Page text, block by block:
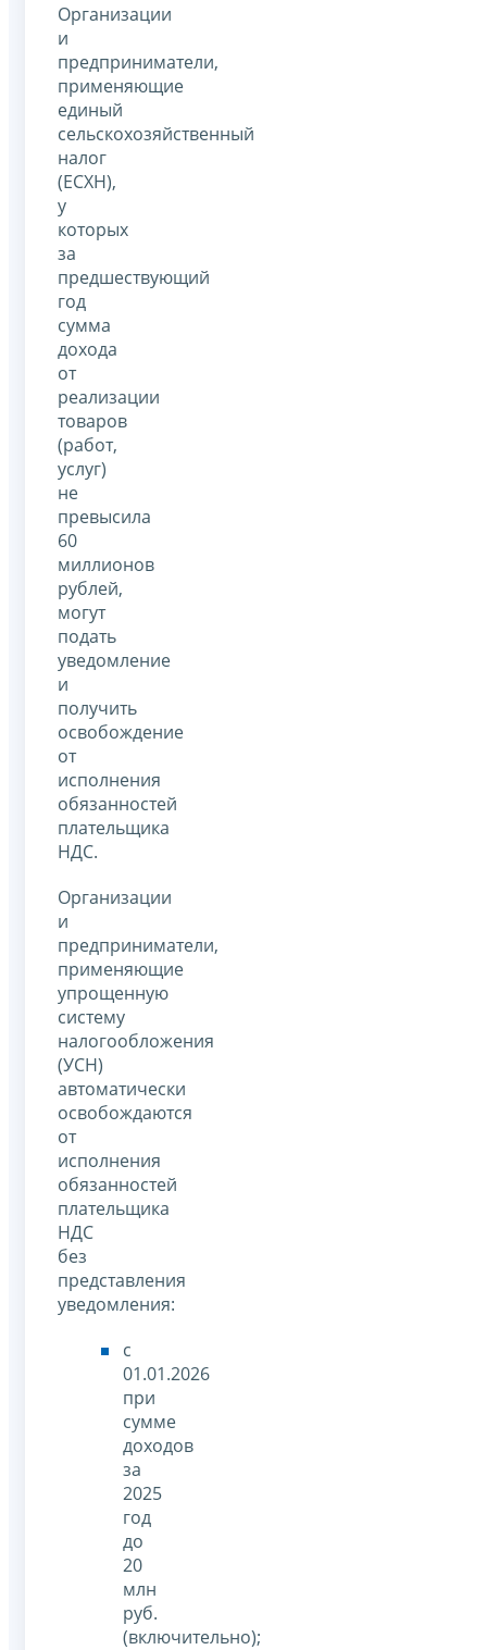
Организации
и
предприниматели,
применяющие
единый
сельскохозяйственный
налог
(ЕСХН),
у
которых
за
предшествующий
год
сумма
дохода
от
реализации
товаров
(работ,
услуг)
не
превысила
60
миллионов
рублей,
могут
подать
уведомление
и
получить
освобождение
от
исполнения
обязанностей
плательщика
НДС.
Организации
и
предприниматели,
применяющие
упрощенную
систему
налогообложения
(УСН)
автоматически
освобождаются
от
исполнения
обязанностей
плательщика
НДС
без
представления
уведомления:
с
01.01.2026
при
сумме
доходов
за
2025
год
до
20
млн
руб.
(включительно);